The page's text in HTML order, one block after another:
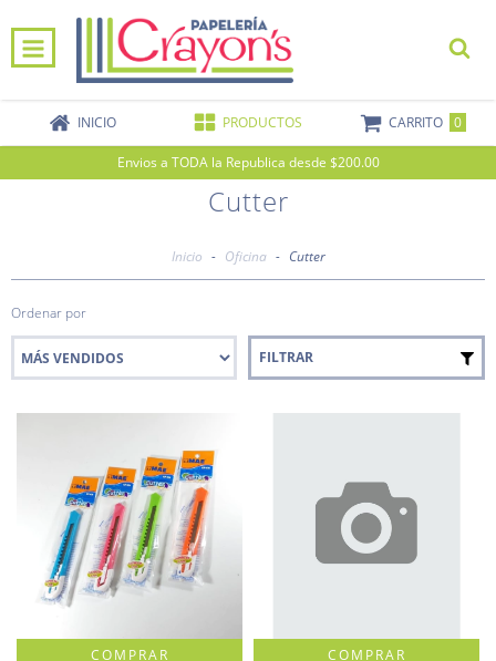
INICIO PRODUCTOS CARRITO 0
Envios a TODA la Republica desde $200.00
Cutter
Inicio - Oficina - Cutter
Ordenar por
FILTRAR